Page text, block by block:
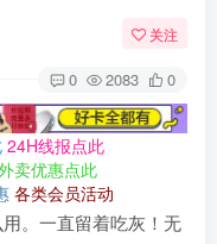
关注
0 2083 0
24H线报点此
卖优惠点此
各类会员活动
。一直留着吃灰！无